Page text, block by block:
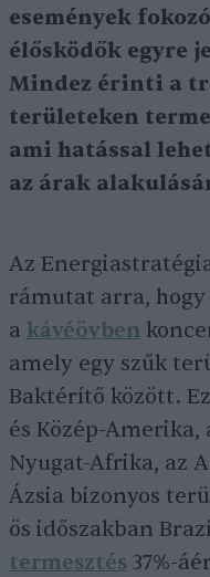
események
élősködők egyre
Mindez érinti a
területeken
ami hatással
az árak
Az
rámutat arra,
a kávéövben
amely egy szűk
Baktérítő között.
és Közép-Amerika,
Nyugat-Afrika, az
Ázsia bizonyos
ös időszakban
termesztés 37%-